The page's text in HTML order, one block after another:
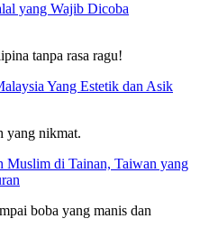
yang Wajib Dicoba
tanpa rasa ragu!
Yang Estetik dan Asik
yang nikmat.
Muslim di Tainan, Taiwan yang
boba yang manis dan